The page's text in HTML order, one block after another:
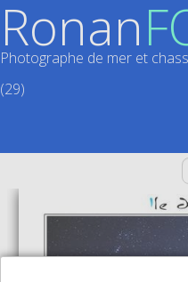
Ronan
Photographe de mer et
(29)
CATALOGUES